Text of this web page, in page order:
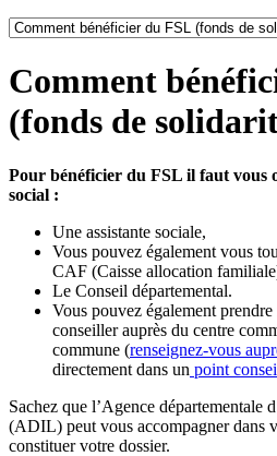
Comment
(fonds de
Pour bénéficier du FSL il faut vous
social :
Une assistante sociale,
Vous pouvez également vous
CAF (Caisse allocation
Le Conseil départemental.
Vous pouvez également
conseiller auprès du centre
commune (renseignez-vous
directement dans un point
Sachez que l’Agence départementale
(ADIL) peut vous accompagner dans
constituer votre dossier.